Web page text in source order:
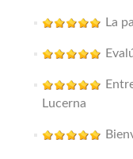
La
Lucerna